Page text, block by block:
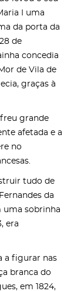
I uma
da porta da
de
concedia
de Vila de
graças à
grande
afetada e a
no
tudo de
da
uma sobrinha
era
a figurar nas
branca do
em 1824,